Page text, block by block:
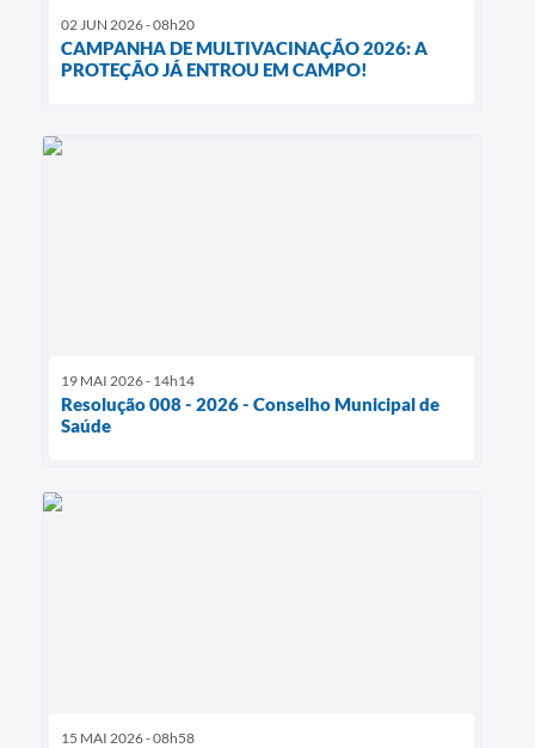
02 JUN 2026 - 08h20
CAMPANHA DE MULTIVACINAÇÃO 2026: A
PROTEÇÃO JÁ ENTROU EM CAMPO!
19 MAI 2026 - 14h14
Resolução 008 - 2026 - Conselho Municipal de
Saúde
15 MAI 2026 - 08h58